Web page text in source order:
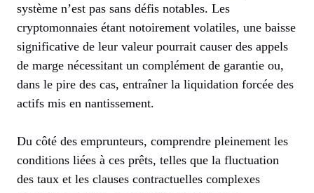
système n’est pas sans défis notables. Les
cryptomonnaies étant notoirement volatiles, une baisse
significative de leur valeur pourrait causer des appels
de marge nécessitant un complément de garantie ou,
dans le pire des cas, entraîner la liquidation forcée des
actifs mis en nantissement.
Du côté des emprunteurs, comprendre pleinement les
conditions liées à ces prêts, telles que la fluctuation
des taux et les clauses contractuelles complexes